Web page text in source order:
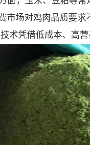
市场对鸡肉品质要
术凭借低成本、高